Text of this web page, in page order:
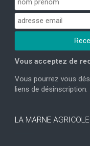
Vous acceptez de
Vous pourrez vous
liens de désinscription.
LA MARNE AGRICOLE